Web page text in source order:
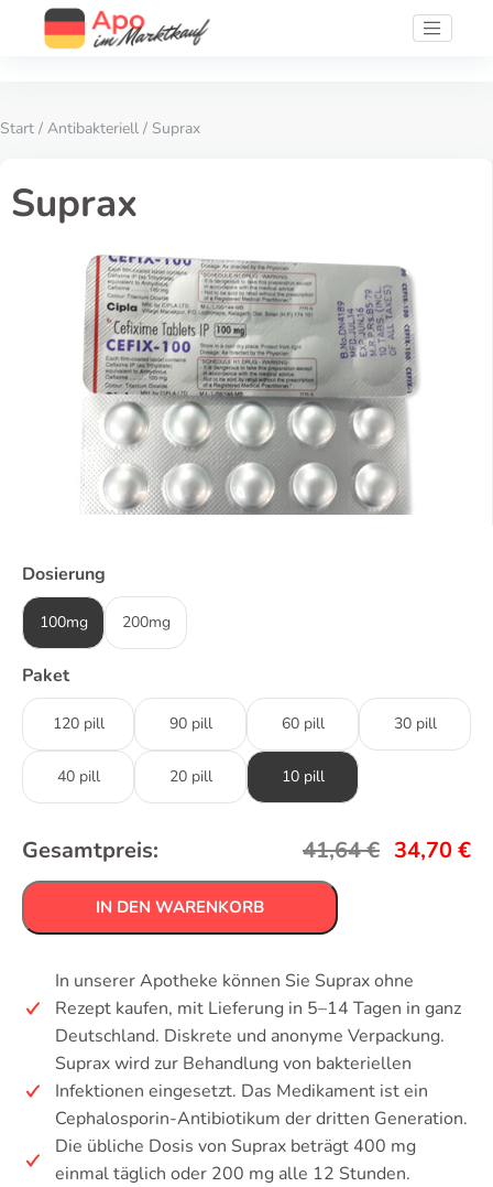
Start / Antibakteriell / Suprax
Suprax
Dosierung
100mg 200mg
Paket
120 pill 90 pill 60 pill 30 pill
40 pill 20 pill 10 pill
Gesamtpreis: 41,64€ 34,70€
IN DEN WARENKORB
In unserer Apotheke können Sie Suprax ohne
Rezept kaufen, mit Lieferung in 5–14 Tagen in ganz
Deutschland. Diskrete und anonyme Verpackung.
Suprax wird zur Behandlung von bakteriellen
Infektionen eingesetzt. Das Medikament ist ein
Cephalosporin-Antibiotikum der dritten Generation.
Die übliche Dosis von Suprax beträgt 400 mg
einmal täglich oder 200 mg alle 12 Stunden.